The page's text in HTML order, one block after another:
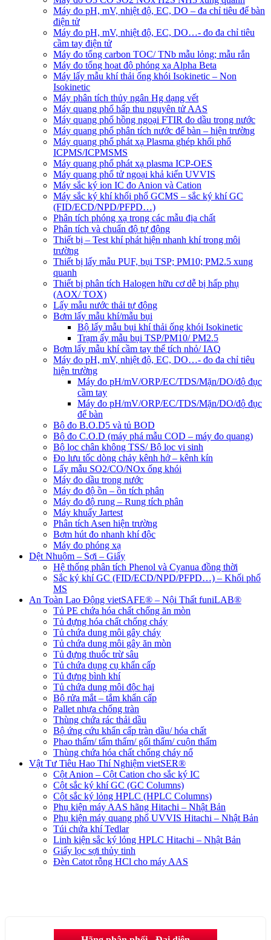
Máy đo pH, mV, nhiệt độ, EC, DO – đa chỉ tiêu để bàn
điện tử
Máy đo pH, mV, nhiệt độ, EC, DO…- đo đa chỉ tiêu
cầm tay điện tử
Máy đo tổng carbon TOC/ TNb mẫu lỏng; mẫu rắn
Máy đo tổng họat độ phóng xạ Alpha Beta
Máy lấy mẫu khí thải ống khói Isokinetic – Non
Isokinetic
Máy phân tích thủy ngân Hg dạng vết
Máy quang phổ hấp thu nguyên tử AAS
Máy quang phổ hồng ngoại FTIR đo dầu trong nước
Máy quang phổ phân tích nước để bàn – hiện trường
Máy quang phổ phát xạ Plasma ghép khối phổ
ICPMS/ICPMSMS
Máy quang phổ phát xạ plasma ICP-OES
Máy quang phổ tử ngoại khả kiến UVVIS
Máy sắc ký ion IC đo Anion và Cation
Máy sắc ký khí khối phổ GCMS – sắc ký khí GC
(FID/ECD/NPD/PFPD…)
Phân tích phóng xạ trong các mẫu địa chất
Phân tích và chuẩn độ tự động
Thiết bị – Test khí phát hiện nhanh khí trong môi
trường
Thiết bị lấy mẫu PUF, bụi TSP; PM10; PM2.5 xung
quanh
Thiết bị phân tích Halogen hữu cơ dễ bị hấp phụ
(AOX/ TOX)
Lấy mẫu nước thải tự động
Bơm lấy mẫu khí/mẫu bụi
Bộ lấy mẫu bụi khí thải ống khói Isokinetic
Trạm ấy mẫu bụi TSP/PM10/ PM2.5
Bơm lấy mẫu khí cầm tay thể tích nhỏ/ IAQ
Máy đo pH, mV, nhiệt độ, EC, DO…- đo đa chỉ tiêu
hiện trường
Máy đo pH/mV/ORP/EC/TDS/Mặn/DO/độ đục
cầm tay
Máy đo pH/mV/ORP/EC/TDS/Mặn/DO/độ đục
để bàn
Bộ đo B.O.D5 và tủ BOD
Bộ đo C.O.D (máy phá mẫu COD – máy đo quang)
Bộ lọc chân không TSS/ Bộ lọc vi sinh
Đo lưu tốc dòng chảy kênh hở – kênh kín
Lấy mẫu SO2/CO/NOx ống khói
Máy đo dầu trong nước
Máy đo độ ồn – ồn tích phân
Máy đo độ rung – Rung tích phân
Máy khuấy Jartest
Phân tích Asen hiện trường
Bơm hút đo nhanh khí độc
Máy đo phóng xạ
Dệt Nhuộm – Sợi – Giấy
Hệ thống phân tích Phenol và Cyanua đồng thời
Sắc ký khí GC (FID/ECD/NPD/PFPD…) – Khối phổ
MS
An Toàn Lao Động vietSAFE® – Nội Thất funiLAB®
Tủ PE chứa hóa chất chống ăn mòn
Tủ đựng hóa chất chống cháy
Tủ chứa dung môi gây cháy
Tủ chứa dung môi gây ăn mòn
Tủ đựng thuốc trừ sâu
Tủ chứa dụng cụ khẩn cấp
Tủ đựng bình khí
Tủ chứa dung môi độc hại
Bộ rửa mắt – tắm khẩn cấp
Pallet nhựa chống tràn
Thùng chứa rác thải dầu
Bộ ứng cứu khẩn cấp tràn dầu/ hóa chất
Phao thấm/ tấm thấm/ gối thấm/ cuộn thấm
Thùng chứa hóa chất chống cháy nổ
Vật Tư Tiêu Hao Thí Nghiệm vietSER®
Cột Anion – Cột Cation cho sắc ký IC
Cột sắc ký khí GC (GC Columns)
Cột sắc ký lỏng HPLC (HPLC Columns)
Phụ kiện máy AAS hãng Hitachi – Nhật Bản
Phụ kiện máy quang phổ UVVIS Hitachi – Nhật Bản
Túi chứa khí Tedlar
Linh kiện sắc ký lỏng HPLC Hitachi – Nhật Bản
Giấy lọc sợi thủy tinh
Đèn Catot rỗng HCl cho máy AAS